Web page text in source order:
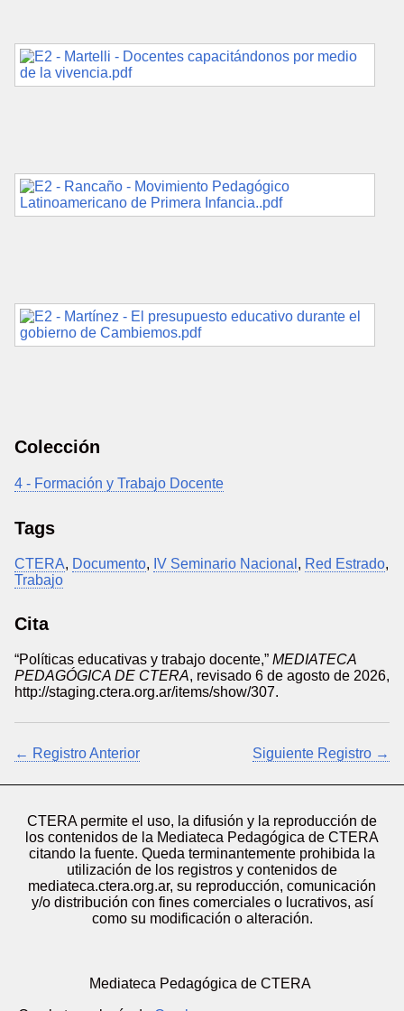
Colección
4 - Formación y Trabajo Docente
Tags
CTERA, Documento, IV Seminario Nacional , Red Estrado,
Trabajo
Cita
“Políticas educativas y trabajo docente,” MEDIATECA
PEDAGÓGICA DE CTERA, revisado 6 de agosto de 2026,
http://staging.ctera.org.ar/items/show/307.
← Registro Anterior Siguiente Registro →
CTERA permite el uso, la difusión y la reproducción de
los contenidos de la Mediateca Pedagógica de CTERA
citando la fuente. Queda terminantemente prohibida la
utilización de los registros y contenidos de
mediateca.ctera.org.ar, su reproducción, comunicación
y/o distribución con fines comerciales o lucrativos, así
como su modificación o alteración.
Mediateca Pedagógica de CTERA